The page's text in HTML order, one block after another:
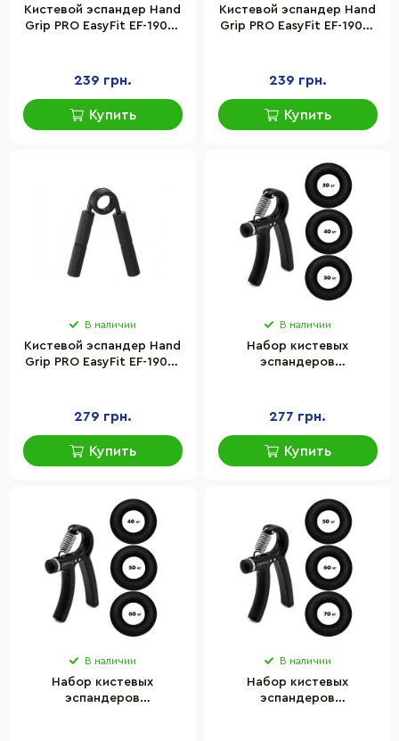
Кистевой эспандер Hand
Grip PRO EasyFit EF-1902-
239 грн.
Купить
Кистевой эспандер Hand
Grip PRO EasyFit EF-1902-
239 грн.
Купить
В наличии
Кистевой эспандер Hand
Grip PRO EasyFit EF-1902-
279 грн.
Купить
В наличии
Набор кистевых
эспандеров
Newt NE-1587-60
277 грн.
Купить
В наличии
Набор кистевых
эспандеров
В наличии
Набор кистевых
эспандеров